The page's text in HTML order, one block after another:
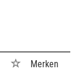
Merken